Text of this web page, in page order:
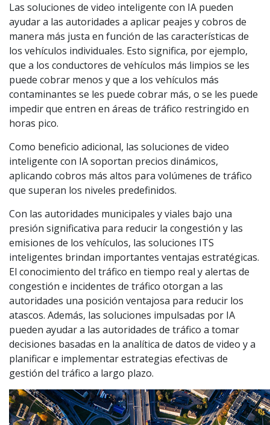
Las soluciones de video inteligente con IA pueden
ayudar a las autoridades a aplicar peajes y cobros de
manera más justa en función de las características de
los vehículos individuales. Esto significa, por ejemplo,
que a los conductores de vehículos más limpios se les
puede cobrar menos y que a los vehículos más
contaminantes se les puede cobrar más, o se les puede
impedir que entren en áreas de tráfico restringido en
horas pico.
Como beneficio adicional, las soluciones de video
inteligente con IA soportan precios dinámicos,
aplicando cobros más altos para volúmenes de tráfico
que superan los niveles predefinidos.
Con las autoridades municipales y viales bajo una
presión significativa para reducir la congestión y las
emisiones de los vehículos, las soluciones ITS
inteligentes brindan importantes ventajas estratégicas.
El conocimiento del tráfico en tiempo real y alertas de
congestión e incidentes de tráfico otorgan a las
autoridades una posición ventajosa para reducir los
atascos. Además, las soluciones impulsadas por IA
pueden ayudar a las autoridades de tráfico a tomar
decisiones basadas en la analítica de datos de video y a
planificar e implementar estrategias efectivas de
gestión del tráfico a largo plazo.